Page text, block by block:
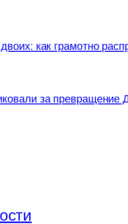
как грамотно
за превращение